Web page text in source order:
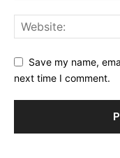
Save my name,
next time I comment.